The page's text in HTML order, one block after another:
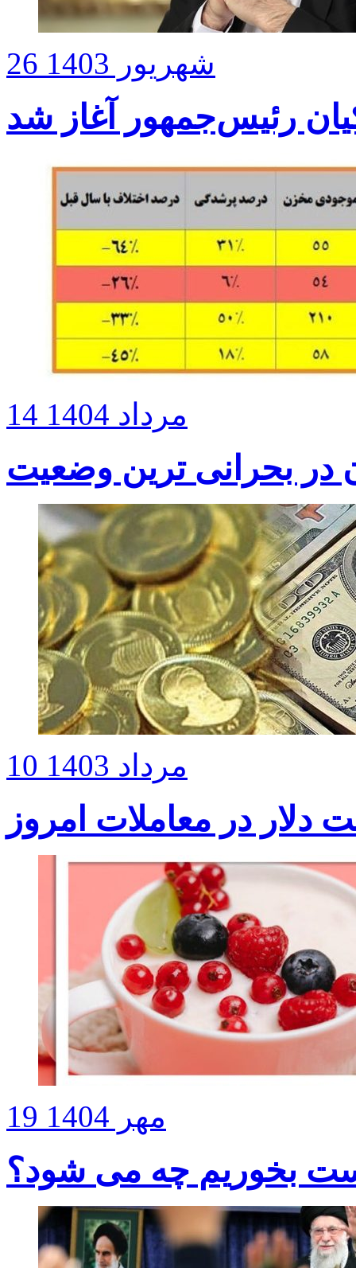
26 شهریور 1403
رئیس‌جمهور آغاز شد
14 مرداد 1404
در بحرانی ترین وضعیت
10 مرداد 1403
دلار ‌در معاملات امروز
19 مهر 1404
بخوریم چه می شود؟